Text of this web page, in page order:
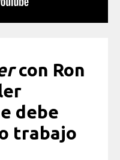
con Ron
debe
trabajo